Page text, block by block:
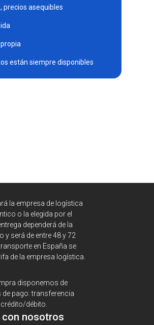
precios asequibles
están siempre disponibles
la empresa de logística
o la elegida por el
dependerá de la
y será de entre 48 y 72
en España se
de la empresa logística.
disponemos de
pago: transferencia
débito.
nosotros